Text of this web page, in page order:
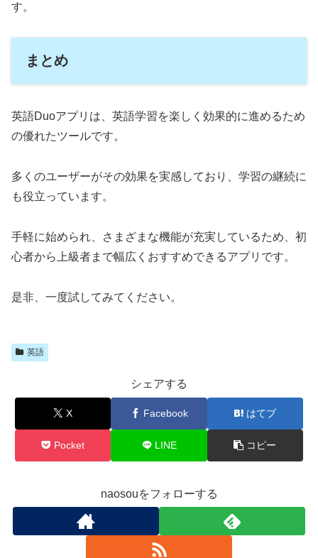
す。
まとめ
英語Duoアプリは、英語学習を楽しく効果的に進めるため
の優れたツールです。
多くのユーザーがその効果を実感しており、学習の継続に
も役立っています。
手軽に始められ、さまざまな機能が充実しているため、初
心者から上級者まで幅広くおすすめできるアプリです。
是非、一度試してみてください。
英語
シェアする
X Facebook はてブ
Pocket LINE コピー
naosouをフォローする